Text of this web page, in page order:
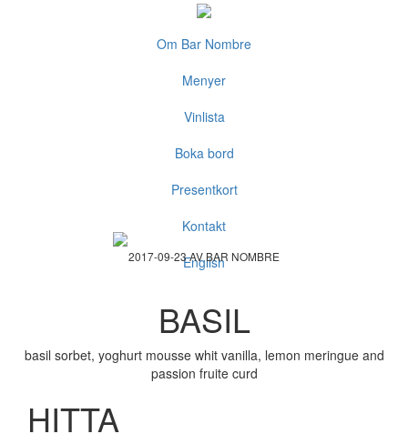
Om Bar Nombre
Menyer
Vinlista
Boka bord
Presentkort
Kontakt
English
2017-09-23 AV BAR NOMBRE
BASIL
basil sorbet, yoghurt mousse whit vanilla, lemon meringue and
passion fruite curd
HITTA